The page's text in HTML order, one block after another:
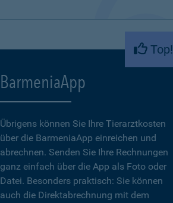
Top!
BarmeniaApp
Übrigens können Sie Ihre Tierarztkosten
über die BarmeniaApp einreichen und
abrechnen. Senden Sie Ihre Rechnungen
ganz einfach über die App als Foto oder
Datei. Besonders praktisch: Sie können
auch die Direktabrechnung mit dem